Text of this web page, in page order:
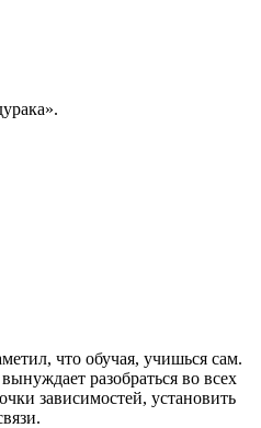
что обучая, учишься сам.
разобраться во всех
зависимостей, установить